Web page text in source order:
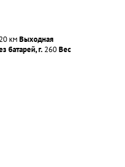
кмВыходная
батарей, г.260Вес